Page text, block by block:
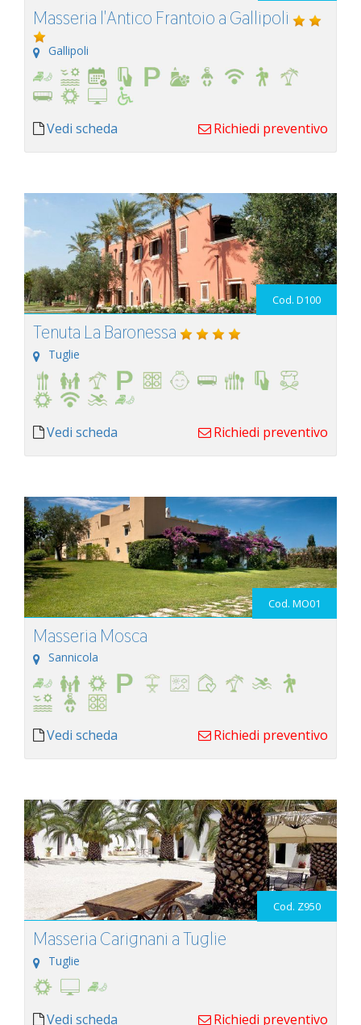
Masseria l'Antico Frantoio a Gallipoli
Gallipoli
Vedi scheda Richiedi preventivo
Cod. D100
Tenuta La Baronessa
Tuglie
Vedi scheda Richiedi preventivo
Cod. MO01
Masseria Mosca
Sannicola
Vedi scheda Richiedi preventivo
Cod. Z950
Masseria Carignani a Tuglie
Tuglie
Vedi scheda Richiedi preventivo